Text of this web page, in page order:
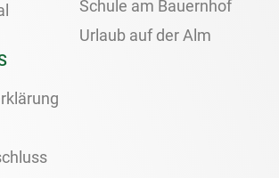
Schule am Bauernhof
Urlaub auf der Alm